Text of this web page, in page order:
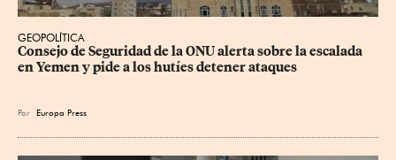
GEOPOLÍTICA
Consejo de Seguridad de la ONU alerta sobre la escalada
en Yemen y pide a los hutíes detener ataques
Por Europa Press